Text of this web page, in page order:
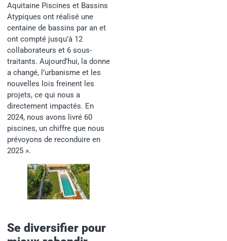
Aquitaine Piscines et Bassins
Atypiques ont réalisé une
centaine de bassins par an et
ont compté jusqu’à 12
collaborateurs et 6 sous-
traitants. Aujourd’hui, la donne
a changé, l’urbanisme et les
nouvelles lois freinent les
projets, ce qui nous a
directement impactés. En
2024, nous avons livré 60
piscines, un chiffre que nous
prévoyons de reconduire en
2025 ».
Se diversifier pour